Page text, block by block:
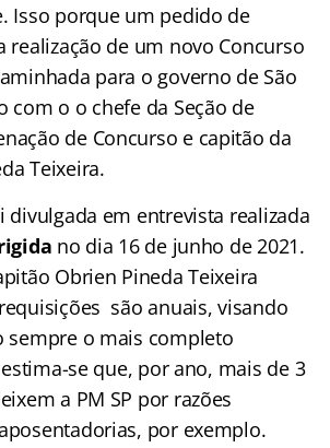
Isso porque um pedido de
realização de um novo Concurso
para o governo de São
com o o chefe da Seção de
de Concurso e capitão da
Teixeira.
divulgada em entrevista realizada
no dia 16 de junho de 2021.
Obrien Pineda Teixeira
são anuais, visando
sempre o mais completo
se que, por ano, mais de 3
a PM SP por razões
por exemplo.